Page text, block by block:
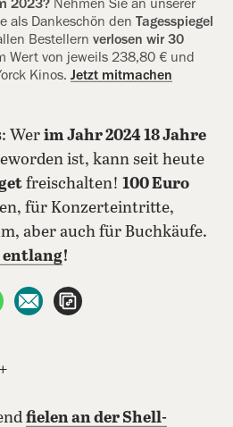
2023? Nehmen Sie an unserer
als Dankeschön den Tagesspiegel
Bestellern verlosen wir 30
Wert von jeweils 238,80 € und
Kinos. Jetzt mitmachen
Wer im Jahr 2024 18 Jahre
ist, kann seit heute
freischalten! 100 Euro
für Konzerteintritte,
aber auch für Buchkäufe.
entlang!
teilen
teilen
per WhatsApp teilen
per E-Mail teilen
fielen an der Shell-